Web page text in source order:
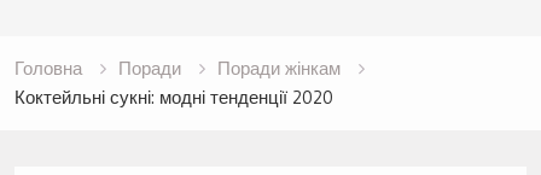
Головна Поради
Поради жінкам
Коктейльні сукні: модні тенденції 2020